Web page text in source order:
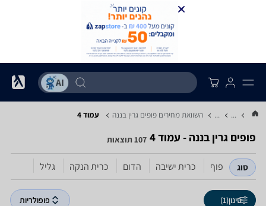
...
... השוואת מחירים פופים ‏גרין בננה עמוד 4
פופים ‏גרין בננה - עמוד 4 107 תוצאות
סוג פוף כרית ישיבה הדום כרית הנקה גליל
סינון(1) פופולריות